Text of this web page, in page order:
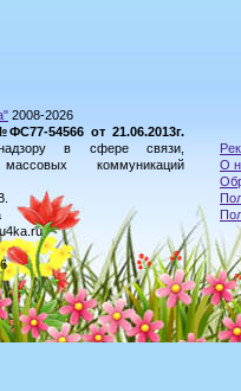
2008-2026
54566 от 21.06.2013г.
в сфере связи,
коммуникаций
О